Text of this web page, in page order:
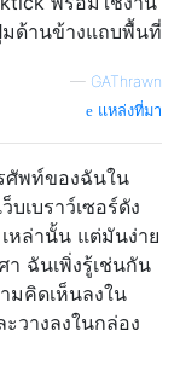
ด้านข้างแถบพื้นที่
— GAThrawn
แหล่งที่มา
ศัพท์ของฉันใน
เบราว์เซอร์ดัง
หล่านั้น แต่มันง่าย
ฉันเพิ่งรู้เช่นกัน
มคิดเห็นลงใน
วางลงในกล่อง